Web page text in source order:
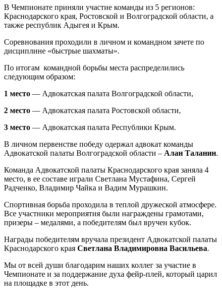
В Чемпионате приняли участие команды из 5 регионов:
Краснодарского края, Ростовской и Волгоградской области, а
также республик Адыгея и Крым.
Соревнования проходили в личном и командном зачете по
дисциплине «быстрые шахматы».
По итогам командной борьбы места распределились
следующим образом:
1 место — Адвокатская палата Волгоградской области,
2 место — Адвокатская палата Ростовской области,
3 место — Адвокатская палата Республики Крым.
В личном первенстве победу одержал адвокат команды
Адвокатской палаты Волгоградской области – Алан Таланин.
Команда Адвокатской палаты Краснодарского края заняла 4
место, в ее составе играли Светлана Мустафина, Сергей
Радченко, Владимир Чайка и Вадим Мурашкин.
Спортивная борьба проходила в теплой дружеской атмосфере.
Все участники мероприятия были награждены грамотами,
призеры – медалями, а победителям был вручен кубок.
Награды победителям вручала президент Адвокатской палаты
Краснодарского края Светлана Владимировна Васильева.
Мы от всей души благодарим наших коллег за участие в
Чемпионате и за поддержание духа фейр-плей, который царил
на площадке в этот день.